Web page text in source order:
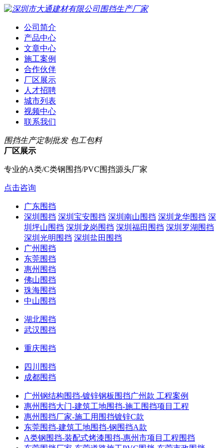
公司简介
产品中心
文章中心
施工案例
合作伙伴
厂区展示
人才招聘
城市列表
视频中心
联系我们
围挡生产定制批发 包工包料
厂区展示
专业的A类/C类钢围挡/PVC围挡源头厂家
点击咨询
广东围挡
深圳围挡 深圳宝安围挡 深圳南山围挡 深圳龙华围挡 深
圳坪山围挡 深圳龙岗围挡 深圳福田围挡 深圳罗湖围挡
深圳光明围挡 深圳盐田围挡
广州围挡
东莞围挡
惠州围挡
佛山围挡
珠海围挡
中山围挡
湖北围挡
武汉围挡
重庆围挡
四川围挡
成都围挡
广州钢结构围挡-镀锌钢板围挡广州款 工程案例
惠州围挡大门-建筑工地围挡-施工围挡项目工程
惠州围挡厂家-施工用围挡镀锌C款
东莞围挡-建筑工地围挡-钢围挡A款
A类钢围挡-装配式烤漆围挡-惠州市项目工程围挡